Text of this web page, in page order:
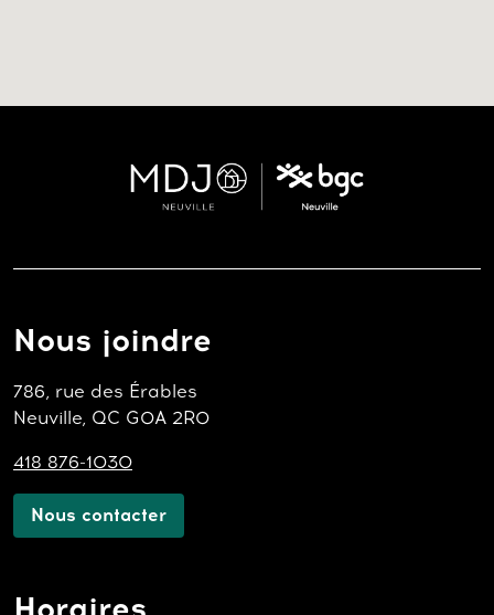
Nous joindre
786, rue des Érables
Neuville, QC G0A 2R0
418 876-1030
Nous contacter